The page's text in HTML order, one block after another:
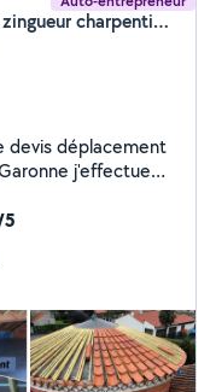
James gorgan (couvreur zingueur charpentier à Toulouse)
j'effectue
toiture traitement
travaux
diagnostic